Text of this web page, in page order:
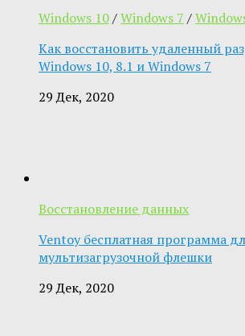
Windows 10/Windows 7 /
Как восстановить удаленный
Windows 10, 8.1 и Windows 7
29 Дек, 2020
Восстановление данных
Ventoy бесплатная программа
мультизагрузочной флешки
29 Дек, 2020